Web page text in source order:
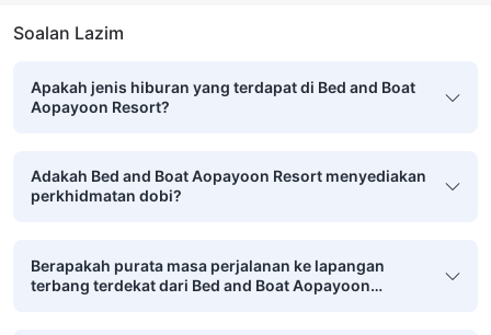
Soalan Lazim
Apakah jenis hiburan yang terdapat di Bed and Boat
Aopayoon Resort?
Adakah Bed and Boat Aopayoon Resort menyediakan
perkhidmatan dobi?
Berapakah purata masa perjalanan ke lapangan
terbang terdekat dari Bed and Boat Aopayoon